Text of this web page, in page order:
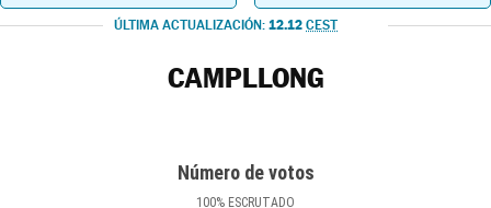
ÚLTIMA ACTUALIZACIÓN: 12.12 CEST
CAMPLLONG
Número de votos
100% ESCRUTADO